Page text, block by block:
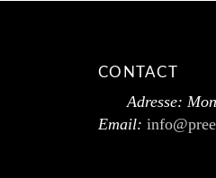
CONTACT
Adresse:
Email: